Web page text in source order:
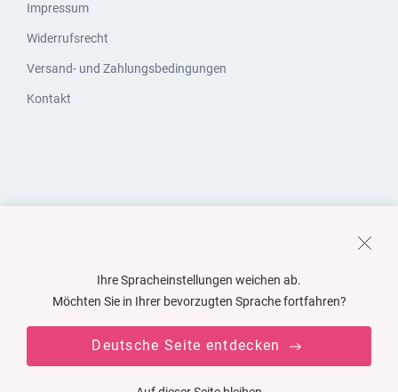
Impressum
Widerrufsrecht
Versand- und Zahlungsbedingungen
Kontakt
Ihre Spracheinstellungen weichen ab.
Möchten Sie in Ihrer bevorzugten Sprache fortfahren?
Deutsche Seite entdecken